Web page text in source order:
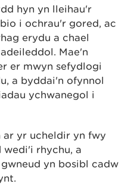
hyn yn lleihau'r
i ochrau'r gored, ac
erydu a chael
Mae'n
er mwyn sefydlogi
a byddai'n ofynnol
ychwanegol i
ar yr ucheldir yn fwy
rhychu, a
yn bosibl cadw